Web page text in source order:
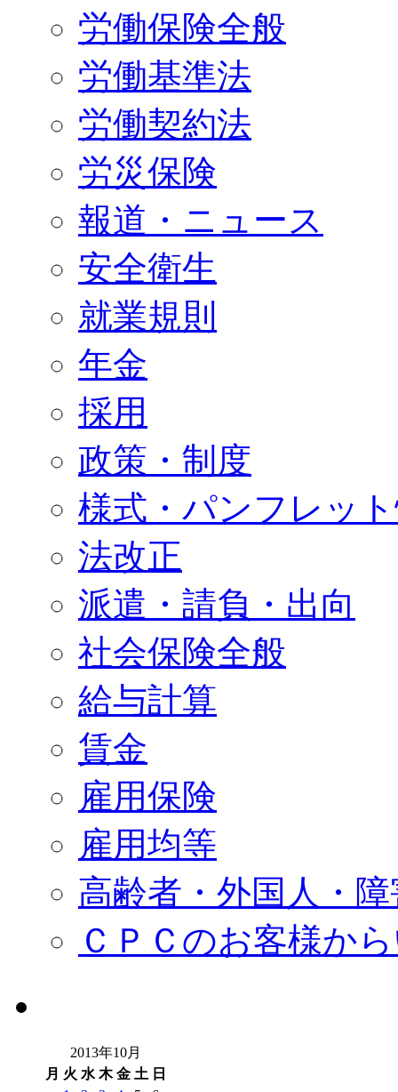
労働保険全般
労働基準法
労働契約法
労災保険
報道・ニュース
安全衛生
就業規則
年金
採用
政策・制度
様式・パンフレッ
法改正
派遣・請負・出向
社会保険全般
給与計算
賃金
雇用保険
雇用均等
高齢者・外国人・
ＣＰＣのお客様か
2013年10月
月 火 水 木 金 土 日